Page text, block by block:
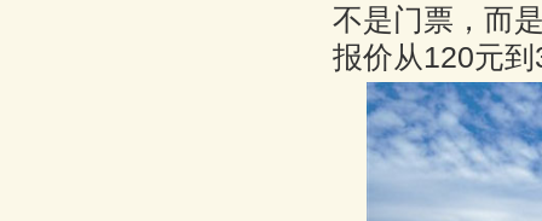
不是门票，而
报价从120元